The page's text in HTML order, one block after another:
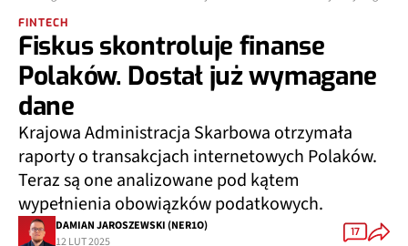
FINTECH
Fiskus skontroluje finanse
Polaków. Dostał już wymagane
dane
Krajowa Administracja Skarbowa otrzymała
raporty o transakcjach internetowych Polaków.
Teraz są one analizowane pod kątem
wypełnienia obowiązków podatkowych.
DAMIAN JAROSZEWSKI (NER1O)
12 LUT 2025
17